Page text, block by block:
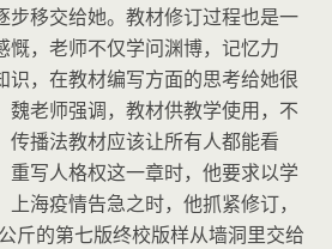
步移交给她。教材修订过程也是一
慨，老师不仅学问渊博，记忆力
识，在教材编写方面的思考给她很
魏老师强调，教材供教学使用，不
传播法教材应该让所有人都能看
重写人格权这一章时，他要求以学
海疫情告急之时，他抓紧修订，
斤的第七版终校版样从墙洞里交给